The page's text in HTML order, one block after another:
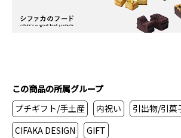
この商品の所属グループ
プチギフト/手土産
内祝い 引出物/引菓
CIFAKA DESIGN
GIFT